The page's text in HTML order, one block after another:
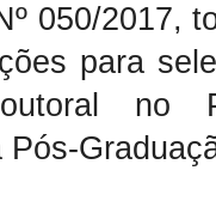
050/2017,
para
no